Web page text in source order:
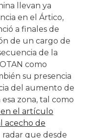
llevan ya
en el Ártico,
a finales de
de un cargo de
de la
como
su presencia
del aumento de
zona, tal como
el artículo
acecho de
que desde